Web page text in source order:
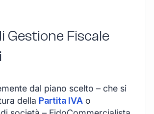
Gestione Fiscale
dal piano scelto – che si
della Partita IVA o